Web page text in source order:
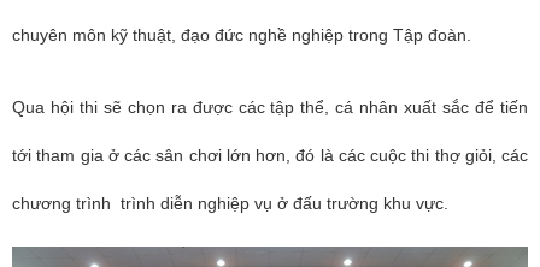
chuyên môn kỹ thuật, đạo đức nghề nghiệp trong Tập đoàn.
Qua hội thi sẽ chọn ra được các tập thể, cá nhân xuất sắc để tiến
tới tham gia ở các sân chơi lớn hơn, đó là các cuộc thi thợ giỏi, các
chương trình trình diễn nghiệp vụ ở đấu trường khu vực.